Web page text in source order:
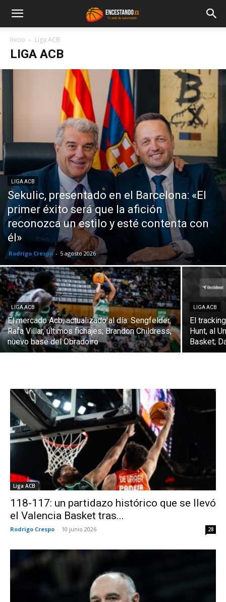
Inicio Liga ACB
LIGA ACB
LIGA ACB
Sekulic, presentado en el Barcelona: «El
primer éxito será que la afición
reconozca un estilo y esté contenta con
él»
Rodrigo Crespo - 5 agosto 2026
LIGA ACB
El mercado Acb, actualizado al día: Sengfelder,
Rafa Villar, últimos fichajes; Brandon Childress,
nuevo base del Obradoiro
LIGA ACB
El
Hunt, al
Basket;
Liga ACB
118-117: un partidazo histórico que se llevó
el Valencia Basket tras...
Rodrigo Crespo - 10 junio 2026 28